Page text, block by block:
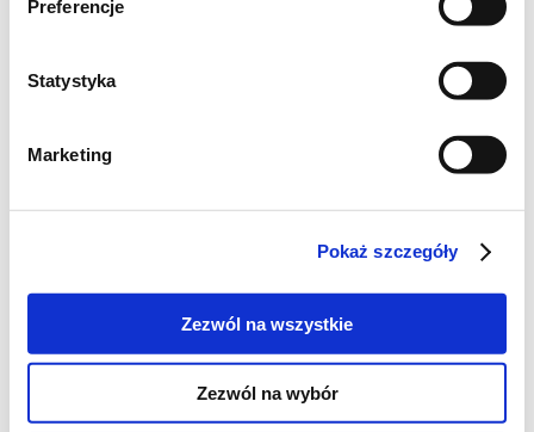
Preferencje
Statystyka
Marketing
Pokaż szczegóły
Zezwól na wszystkie
Zezwól na wybór
Osobno ubijamy białka. Delikatnie mieszając,
łączymy je (najlepiej w 2 turach) z masą